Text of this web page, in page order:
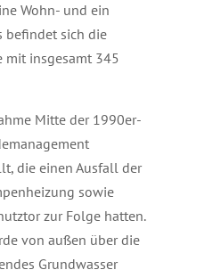
Wohn- und ein
befindet sich die
mit insgesamt 345
Mitte der 1990er-
die einen Ausfall der
sowie
zur Folge hatten.
von außen über die
Grundwasser